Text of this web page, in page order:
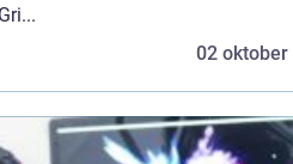
02 oktober